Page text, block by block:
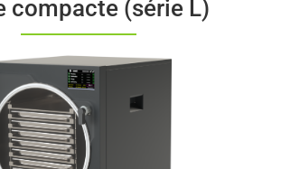
compacte (série L)